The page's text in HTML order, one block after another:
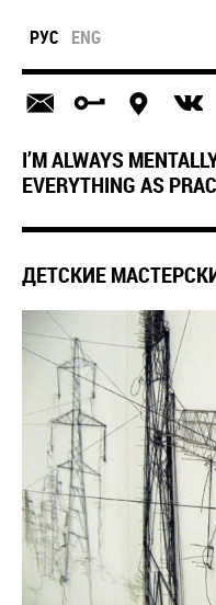
РУС ENG
I’M ALWAYS
EVERYTHING AS
ДЕТСКИЕ